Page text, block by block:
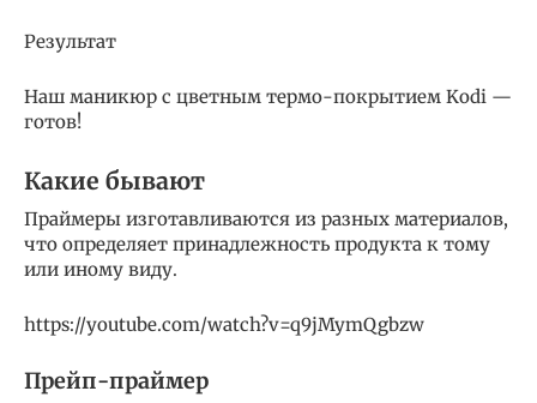
Результат
Наш маникюр с цветным термо-покрытием Kodi —
готов!
Какие бывают
Праймеры изготавливаются из разных материалов,
что определяет принадлежность продукта к тому
или иному виду.
https://youtube.com/watch?v=q9jMymQgbzw
Прейп-праймер